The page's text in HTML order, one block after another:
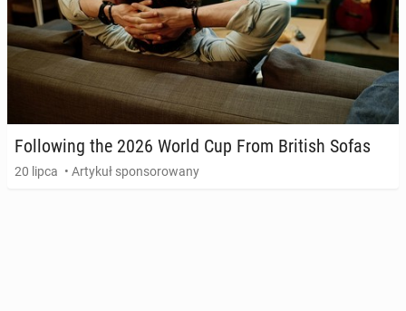
Fol­lo­wing the 2026 World Cup From British Sofas
20 lipca • Artykuł sponsorowany